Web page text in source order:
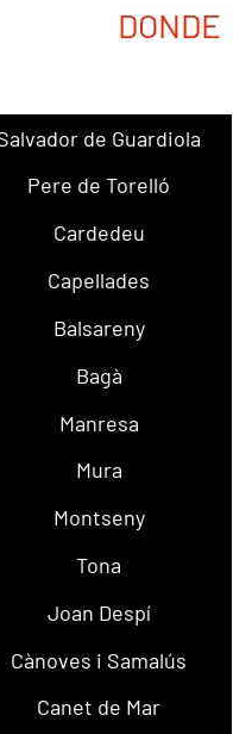
DONDE
de Guardiola
Pere de Torelló
Cardedeu
Capellades
Balsareny
Bagà
Manresa
Mura
Montseny
Tona
Joan Despí
Cànoves i Samalús
Canet de Mar